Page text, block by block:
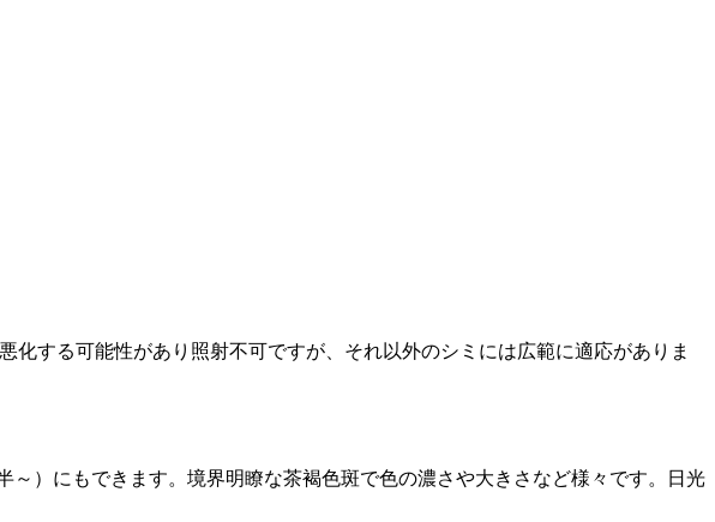
する可能性があり照射不可ですが、それ以外のシミには広範に適応がありま
）にもできます。境界明瞭な茶褐色斑で色の濃さや大きさなど様々です。日光